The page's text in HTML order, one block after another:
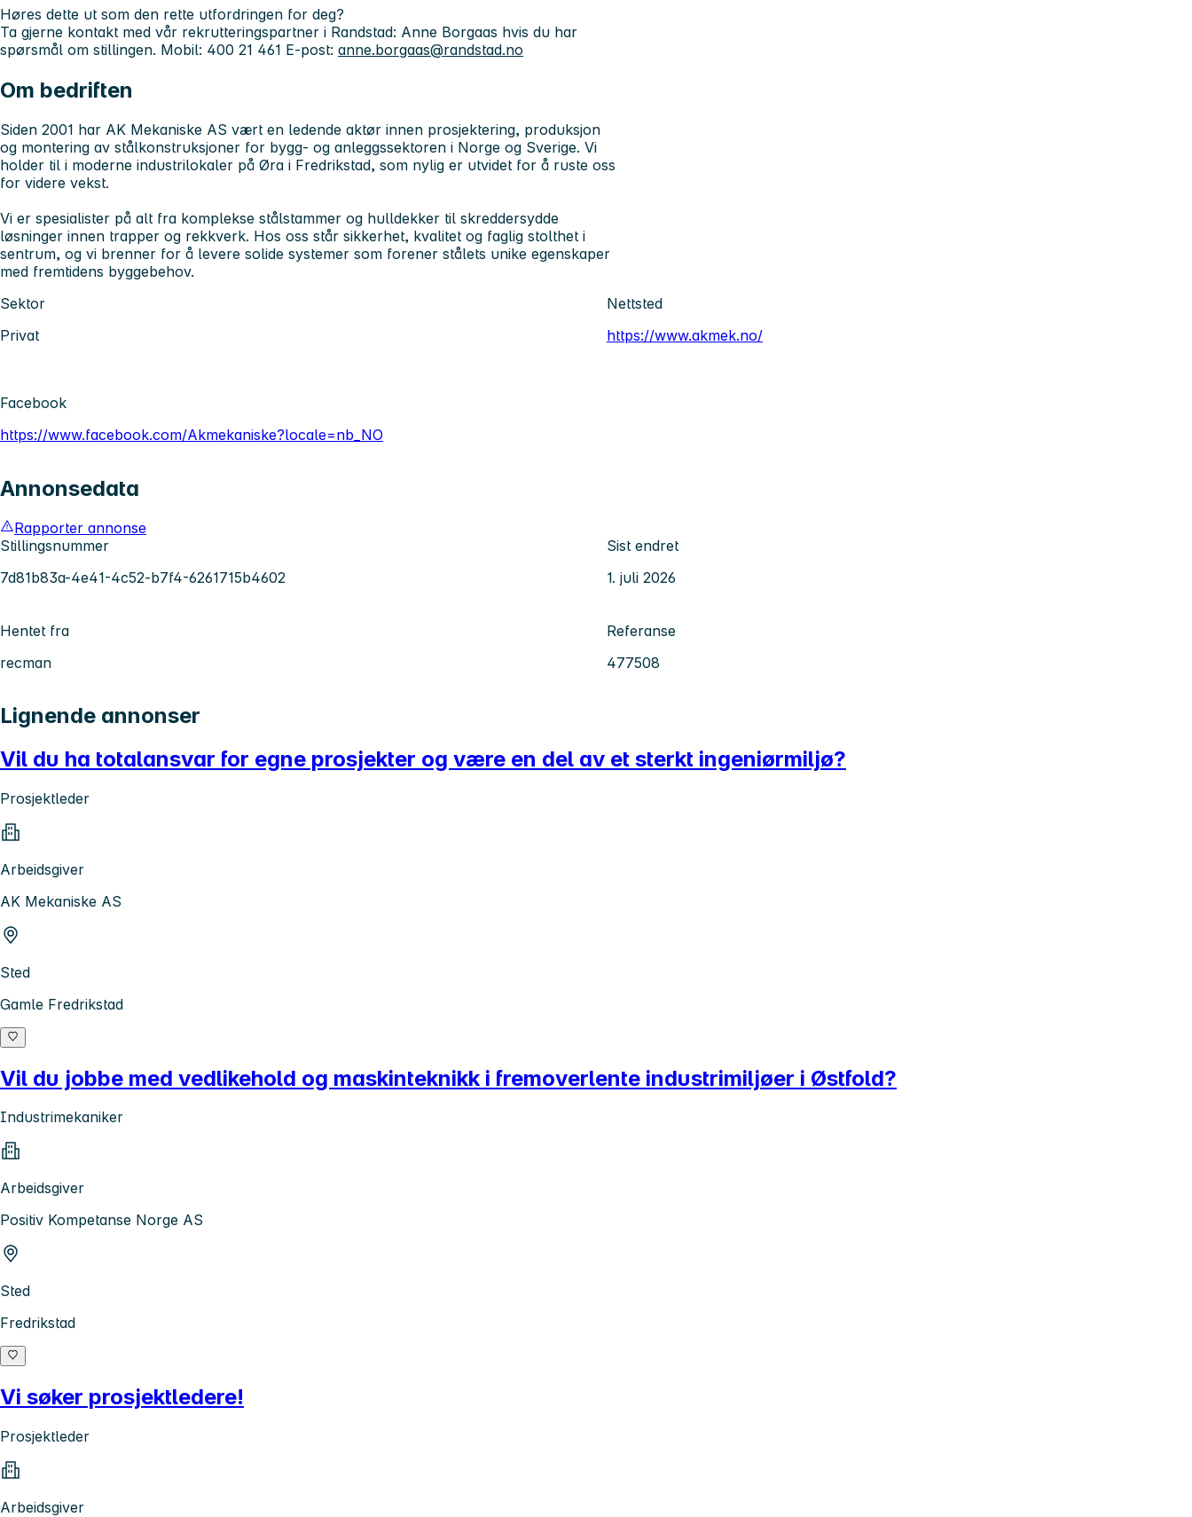
Høres dette ut som den rette utfordringen for deg?
Ta gjerne kontakt med vår rekrutteringspartner i Randstad: Anne Borgaas hvis du har
spørsmål om stillingen. Mobil: 400 21 461 E-post: anne.borgaas@randstad.no
Om bedriften
Siden 2001 har AK Mekaniske AS vært en ledende aktør innen prosjektering, produksjon
og montering av stålkonstruksjoner for bygg- og anleggssektoren i Norge og Sverige. Vi
holder til i moderne industrilokaler på Øra i Fredrikstad, som nylig er utvidet for å ruste oss
for videre vekst.
Vi er spesialister på alt fra komplekse stålstammer og hulldekker til skreddersydde
løsninger innen trapper og rekkverk. Hos oss står sikkerhet, kvalitet og faglig stolthet i
sentrum, og vi brenner for å levere solide systemer som forener stålets unike egenskaper
med fremtidens byggebehov.
Sektor
Privat
Nettsted
https://www.akmek.no/
Facebook
https://www.facebook.com/Akmekaniske?locale=nb_NO
Annonsedata
Rapporter annonse
Stillingsnummer
7d81b83a-4e41-4c52-b7f4-6261715b4602
Sist endret
1. juli 2026
Hentet fra
recman
Referanse
477508
Lignende annonser
Vil du ha totalansvar for egne prosjekter og være en del av et sterkt ingeniørmiljø?
Prosjektleder
Arbeidsgiver
AK Mekaniske AS
Sted
Gamle Fredrikstad
Vil du jobbe med vedlikehold og maskinteknikk i fremoverlente industrimiljøer i Østfold?
Industrimekaniker
Arbeidsgiver
Positiv Kompetanse Norge AS
Sted
Fredrikstad
Vi søker prosjektledere!
Prosjektleder
Arbeidsgiver